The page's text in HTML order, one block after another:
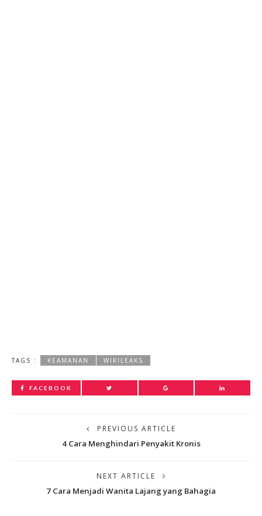
TAGS : KEAMANAN WIKILEAKS
FACEBOOK
PREVIOUS ARTICLE
4 Cara Menghindari Penyakit Kronis
NEXT ARTICLE
7 Cara Menjadi Wanita Lajang yang Bahagia